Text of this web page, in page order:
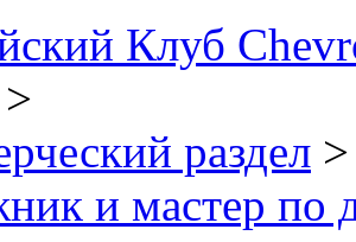
Клуб
>
раздел >
и мастер по